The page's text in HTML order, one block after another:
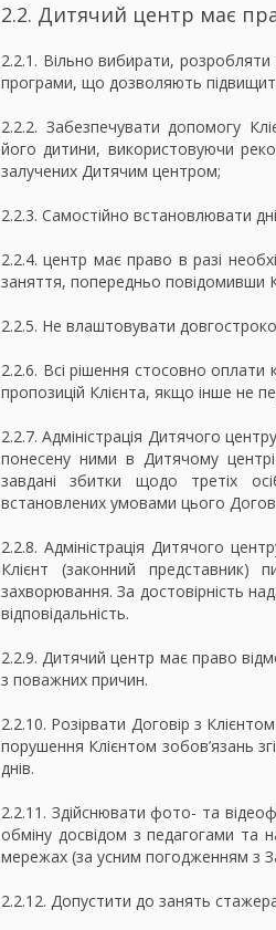
2.2. Дитячий центр має
2.2.1. Вільно вибирати,
програми, що дозволяють
2.2.2. Забезпечувати допомогу
його дитини, використовуючи
залучених Дитячим центром;
2.2.3. Самостійно встановлювати
2.2.4. центр має право в разі
заняття, попередньо повідомивши
2.2.5. Не влаштовувати
2.2.6. Всі рішення стосовно
пропозицій Клієнта, якщо інше не
2.2.7. Адміністрація Дитячого
понесену ними в Дитячому
завдані збитки щодо третіх
встановлених умовами цього
2.2.8. Адміністрація Дитячого
Клієнт (законний представник)
захворювання. За достовірність
відповідальність.
2.2.9. Дитячий центр має право
з поважних причин.
2.2.10. Розірвати Договір з
порушення Клієнтом зобов’язань
днів.
2.2.11. Здійснювати фото- та
обміну досвідом з педагогами та
мережах (за усним погодженням з
2.2.12. Допустити до занять